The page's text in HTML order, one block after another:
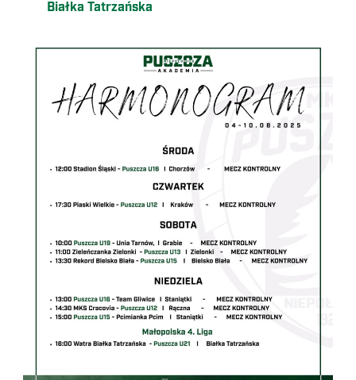
Białka Tatrzańska